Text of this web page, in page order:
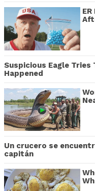
Suspicious Eagle Tries
Happened
Un crucero se
capitán